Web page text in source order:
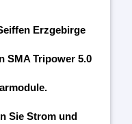
Erzgebirge
SMA Tripower 5.0
Sie Strom und